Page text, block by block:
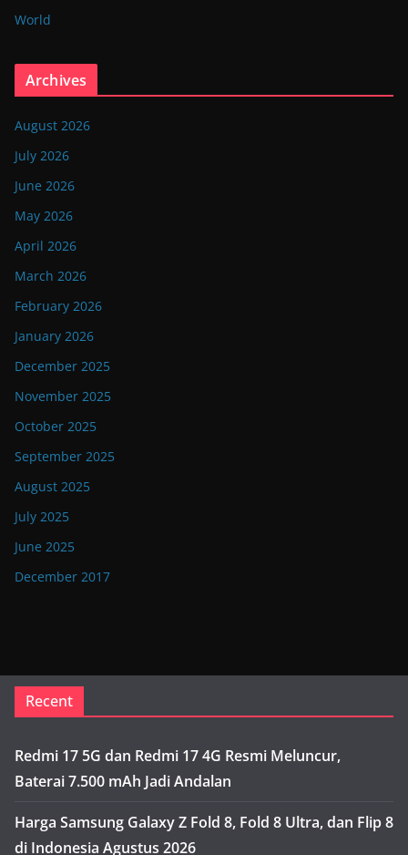
World
Archives
August 2026
July 2026
June 2026
May 2026
April 2026
March 2026
February 2026
January 2026
December 2025
November 2025
October 2025
September 2025
August 2025
July 2025
June 2025
December 2017
Recent
Redmi 17 5G dan Redmi 17 4G Resmi Meluncur,
Baterai 7.500 mAh Jadi Andalan
Harga Samsung Galaxy Z Fold 8, Fold 8 Ultra, dan Flip 8
di Indonesia Agustus 2026